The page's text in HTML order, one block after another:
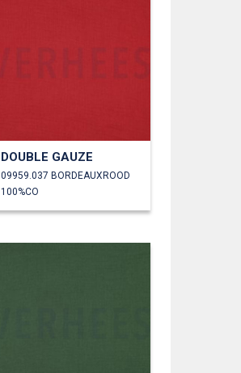
DOUBLE GAUZE
09959.037 BORDEAUXROOD
100%CO